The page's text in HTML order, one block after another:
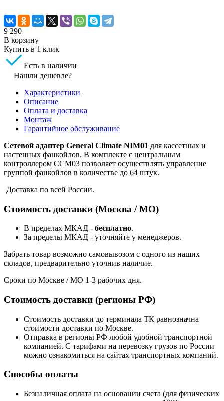
9 290
В корзину
Купить в 1 клик
Есть в наличии
Нашли дешевле?
Характеристики
Описание
Оплата и доставка
Монтаж
Гарантийное обслуживание
Сетевой адаптер General Climate NIM01 для кассетных и
настенных фанкойлов. В комплекте с центральным
контроллером CCM03 позволяет осуществлять управление
группой фанкойлов в количестве до 64 штук.
Доставка по всей России.
Стоимость доставки (Москва / МО)
В пределах МКАД - бесплатно.
За пределы МКАД - уточняйте у менеджеров.
Забрать товар возможно самовывозом с одного из наших
складов, предварительно уточнив наличие.
Сроки по Москве / МО 1-3 рабочих дня.
Стоимость доставки (регионы РФ)
Стоимость доставки до терминала ТК равнозначна
стоимости доставки по Москве.
Отправка в регионы РФ любой удобной транспортной
компанией. С тарифами на перевозку грузов по России
можно ознакомиться на сайтах транспортных компаний.
Способы оплаты
Безналичная оплата на основании счета (для физических